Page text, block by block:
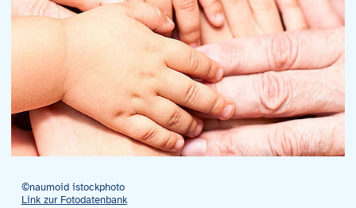
©naumoid istockphoto
Link zur Fotodatenbank